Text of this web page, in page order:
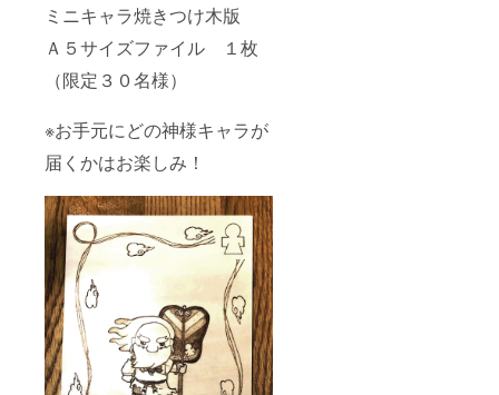
ミニキャラ焼きつけ木版
Ａ５サイズファイル １枚
（限定３０名様）
※お手元にどの神様キャラが
届くかはお楽しみ！